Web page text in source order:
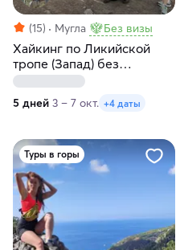
(15) Мугла Без визы
Хайкинг по Ликийской
тропе (Запад) без
рюкзаков с отелями
5 дней 3 – 7 окт. +4 даты
Туры в горы